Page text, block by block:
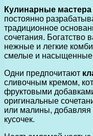
Кулинарные мастера
постоянно
традиционное
сочетания. Богатство
нежные и легкие
смелые и насыщенные
Одни предпочитают
сливочным кремом,
фруктовыми
оригинальные
или малины, добавляя
кусочек.